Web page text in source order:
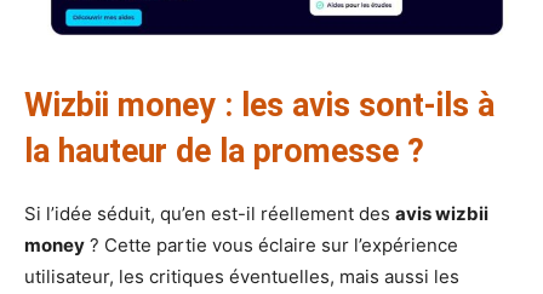
Wizbii money : les avis sont-ils à
la hauteur de la promesse ?
Si l’idée séduit, qu’en est-il réellement des avis wizbii
money ? Cette partie vous éclaire sur l’expérience
utilisateur, les critiques éventuelles, mais aussi les